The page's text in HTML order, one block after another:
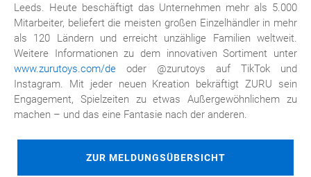
Leeds. Heute beschäftigt das Unternehmen mehr als 5.000
Mitarbeiter, beliefert die meisten großen Einzelhändler in mehr
als 120 Ländern und erreicht unzählige Familien weltweit.
Weitere Informationen zu dem innovativen Sortiment unter
www.zurutoys.com/de oder @zurutoys auf TikTok und
Instagram. Mit jeder neuen Kreation bekräftigt ZURU sein
Engagement, Spielzeiten zu etwas Außergewöhnlichem zu
machen – und das eine Fantasie nach der anderen.
ZUR MELDUNGSÜBERSICHT